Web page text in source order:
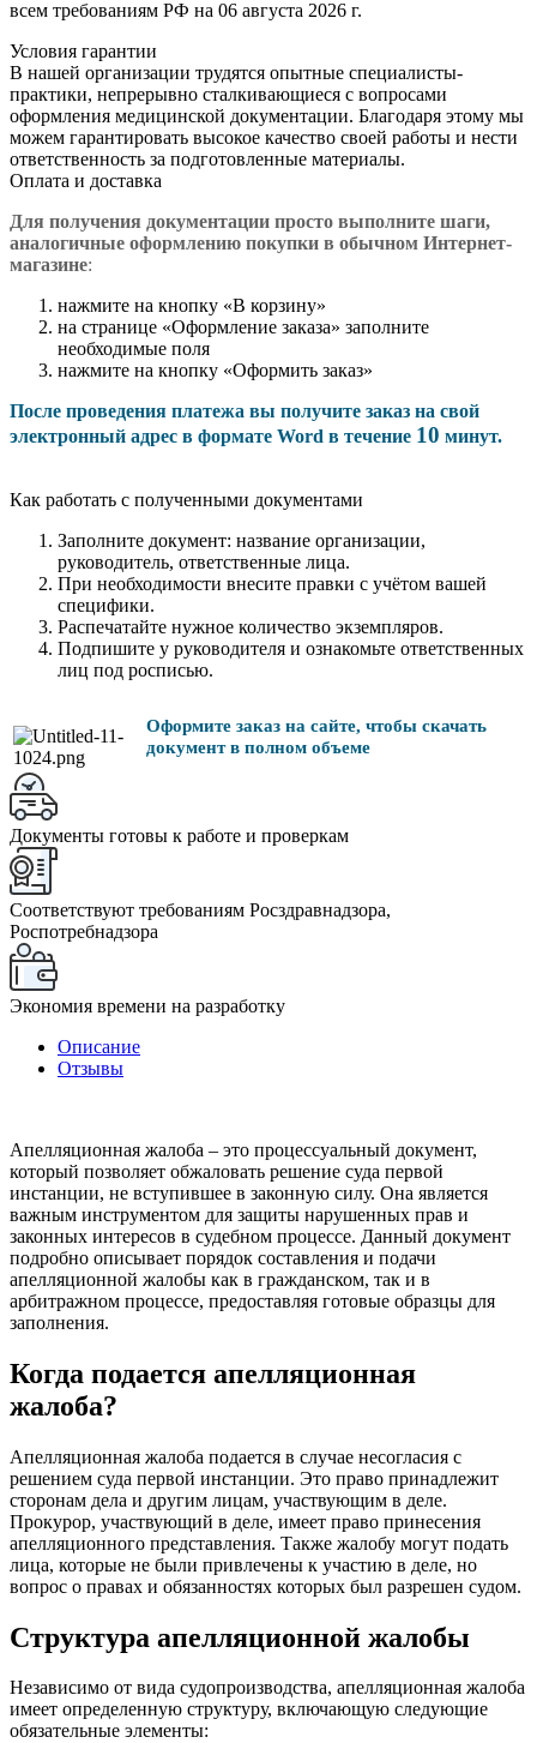
всем требованиям РФ на 06 августа 2026 г.
Условия гарантии
В нашей организации трудятся опытные специалисты-
практики, непрерывно сталкивающиеся с вопросами
оформления медицинской документации. Благодаря этому мы
можем гарантировать высокое качество своей работы и нести
ответственность за подготовленные материалы.
Оплата и доставка
Для получения документации просто выполните шаги,
аналогичные оформлению покупки в обычном Интернет-
магазине:
нажмите на кнопку «В корзину»
на странице «Оформление заказа» заполните
необходимые поля
нажмите на кнопку «Оформить заказ»
После проведения платежа вы получите заказ на свой
электронный адрес в формате Word в течение 10 минут.
Как работать с полученными документами
Заполните документ: название организации,
руководитель, ответственные лица.
При необходимости внесите правки с учётом вашей
специфики.
Распечатайте нужное количество экземпляров.
Подпишите у руководителя и ознакомьте ответственных
лиц под росписью.
Оформите заказ на сайте, чтобы скачать
документ в полном объеме
Документы готовы к работе и проверкам
Соответствуют требованиям Росздравнадзора,
Роспотребнадзора
Экономия времени на разработку
Описание
Отзывы
Апелляционная жалоба – это процессуальный документ,
который позволяет обжаловать решение суда первой
инстанции, не вступившее в законную силу. Она является
важным инструментом для защиты нарушенных прав и
законных интересов в судебном процессе. Данный документ
подробно описывает порядок составления и подачи
апелляционной жалобы как в гражданском, так и в
арбитражном процессе, предоставляя готовые образцы для
заполнения.
Когда подается апелляционная
жалоба?
Апелляционная жалоба подается в случае несогласия с
решением суда первой инстанции. Это право принадлежит
сторонам дела и другим лицам, участвующим в деле.
Прокурор, участвующий в деле, имеет право принесения
апелляционного представления. Также жалобу могут подать
лица, которые не были привлечены к участию в деле, но
вопрос о правах и обязанностях которых был разрешен судом.
Структура апелляционной жалобы
Независимо от вида судопроизводства, апелляционная жалоба
имеет определенную структуру, включающую следующие
обязательные элементы: